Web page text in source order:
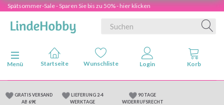
Spätsommer-Sale - Sparen Sie bis zu 50% - hier klicken
Anzeige ändern
Menü
GRATIS VERSAND
AB 69€
LIEFERUNG 2-4
WERKTAGE
90 TAGE
WIDERRUFSRECHT